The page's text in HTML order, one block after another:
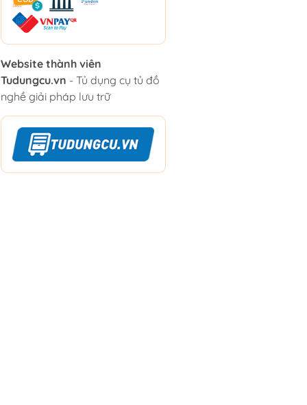
Website thành viên
Tudungcu.vn - Tủ dụng cụ tủ đồ
nghề giải pháp lưu trữ